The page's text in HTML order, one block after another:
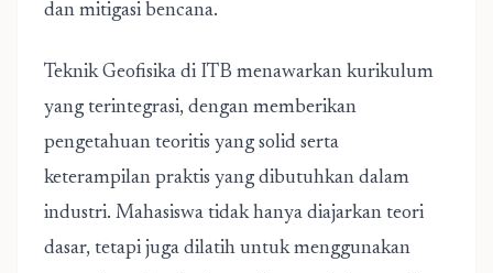
dan mitigasi bencana.
Teknik Geofisika di ITB menawarkan kurikulum
yang terintegrasi, dengan memberikan
pengetahuan teoritis yang solid serta
keterampilan praktis yang dibutuhkan dalam
industri. Mahasiswa tidak hanya diajarkan teori
dasar, tetapi juga dilatih untuk menggunakan